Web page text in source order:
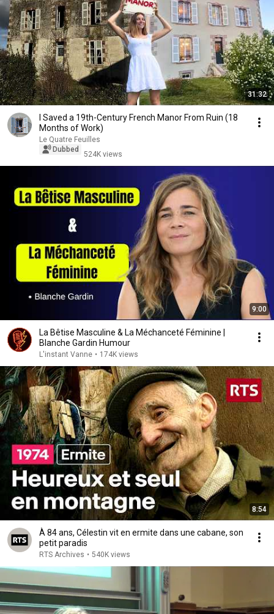
31:32
I Saved a 19th-Century French Manor From Ruin (18
Months of Work)
Le Quatre Feuilles
Dubbed
524K views
9:00
La Bêtise Masculine & La Méchanceté Féminine |
Blanche Gardin Humour
L'instant Vanne • 174K views
8:54
À 84 ans, Célestin vit en ermite dans une cabane, son
petit paradis
RTS Archives • 540K views